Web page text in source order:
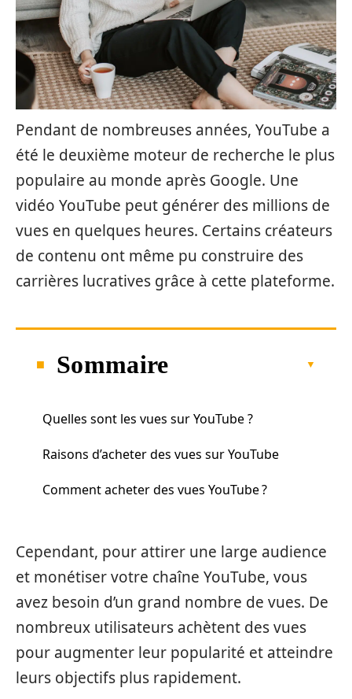
Pendant de nombreuses années, YouTube a
été le deuxième moteur de recherche le plus
populaire au monde après Google. Une
vidéo YouTube peut générer des millions de
vues en quelques heures. Certains créateurs
de contenu ont même pu construire des
carrières lucratives grâce à cette plateforme.
Sommaire
Quelles sont les vues sur YouTube ?
Raisons d’acheter des vues sur YouTube
Comment acheter des vues YouTube ?
Cependant, pour attirer une large audience
et monétiser votre chaîne YouTube, vous
avez besoin d’un grand nombre de vues. De
nombreux utilisateurs achètent des vues
pour augmenter leur popularité et atteindre
leurs objectifs plus rapidement.